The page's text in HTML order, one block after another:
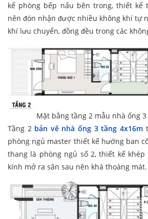
kế phòng bếp nấu bên trong, thiết kế
nên đón nhận được nhiều không khí tự
khí lưu chuyển, đồng đều trong các
Mặt bằng tầng 2 mẫu nhà ống
Tầng 2 bản vẽ nhà ống 3 tầng 4x16m
phòng ngủ master thiết kế hướng ban
thang là phòng ngủ số 2, thiết kế khép
kính mở ra sân sau nên khá thoáng mát.